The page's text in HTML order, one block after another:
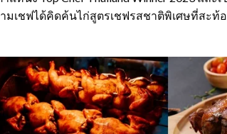
มเชฟได้คิดค้นไก่สูตรเชฟรสชาติพิเศษที่สะท้